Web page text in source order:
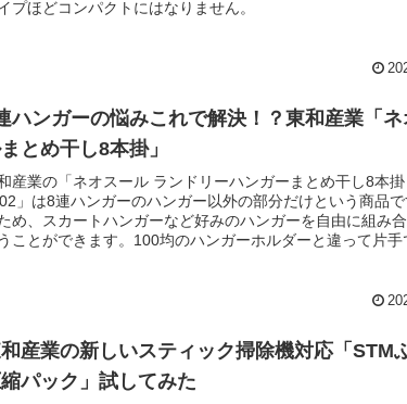
プほどコンパクトにはなりません。
ハンガーの悩みこれで解決！？東和産業「
とめ干し8本掛」
産業の「ネオスール ランドリーハンガーまとめ干し8本
」は8連ハンガーのハンガー以外の部分だけという商品
め、スカートハンガーなど好みのハンガーを自由に組み
ことができます。100均のハンガーホルダーと違って片手
産業の新しいスティック掃除機対応「STM
パック」試してみた